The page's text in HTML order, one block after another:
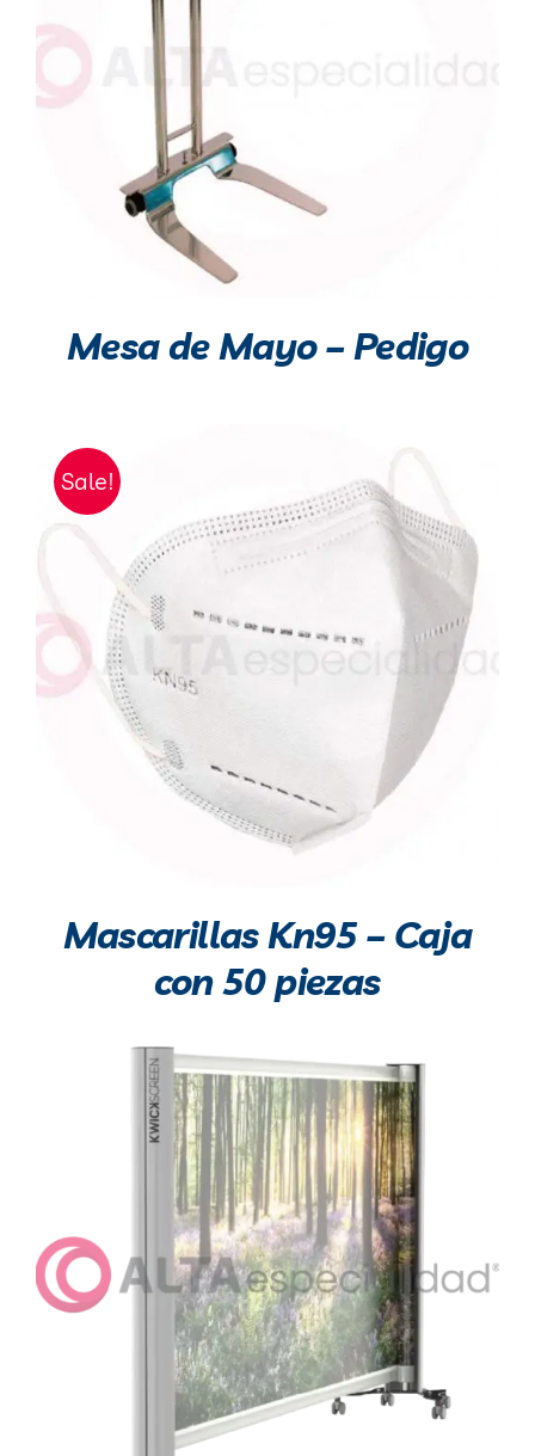
Mesa de Mayo – Pedigo
Sale!
Mascarillas Kn95 – Caja
con 50 piezas